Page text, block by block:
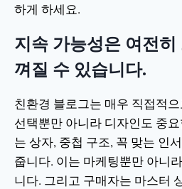
하게 하세요.
지속 가능성은 여전
껴질 수 있습니다.
친환경 블로그는 매우 직접적
선택뿐만 아니라 디자인도 중
는 상자, 중첩 구조, 꼭 맞는 인
줍니다. 이는 마케팅뿐만 아니
니다. 그리고 구매자는 마스터